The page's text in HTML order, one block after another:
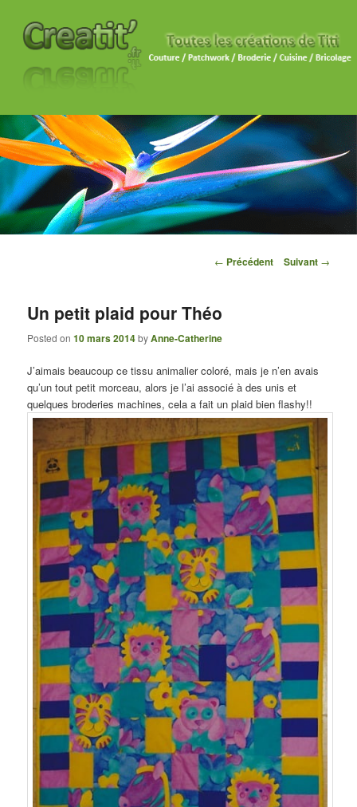
Navigation des articles
← Précédent Suivant →
Un petit plaid pour Théo
Posted on10 mars 2014byAnne-Catherine
J’aimais beaucoup ce tissu animalier coloré, mais je n’en avais
qu’un tout petit morceau, alors je l’ai associé à des unis et
quelques broderies machines, cela a fait un plaid bien flashy!!